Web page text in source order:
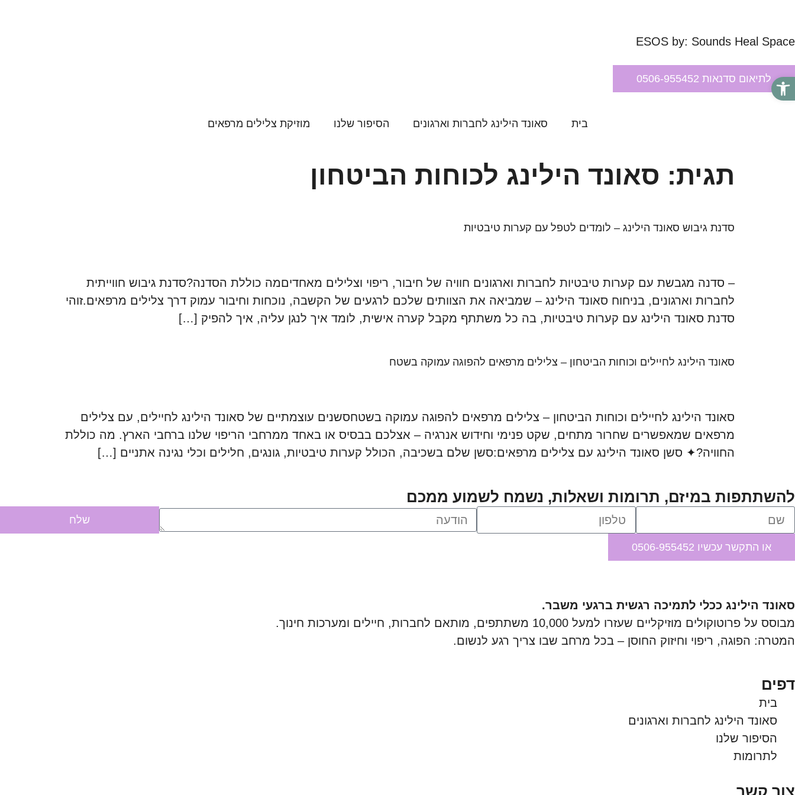
ESOS by: Sounds Heal Space
לתיאום סדנאות 0506-955452
בית סאונד הילינג לחברות וארגונים הסיפור שלנו מוזיקת צלילים מרפאים
תגית: סאונד הילינג לכוחות הביטחון
סדנת גיבוש סאונד הילינג – לומדים לטפל עם קערות טיבטיות
– סדנה מגבשת עם קערות טיבטיות לחברות וארגונים חוויה של חיבור, ריפוי וצלילים מאחדיםמה כוללת הסדנה?סדנת גיבוש חווייתית
לחברות וארגונים, בניחוח סאונד הילינג – שמביאה את הצוותים שלכם לרגעים של הקשבה, נוכחות וחיבור עמוק דרך צלילים מרפאים.זוהי
סדנת סאונד הילינג עם קערות טיבטיות, בה כל משתתף מקבל קערה אישית, לומד איך לנגן עליה, איך להפיק […]
סאונד הילינג לחיילים וכוחות הביטחון – צלילים מרפאים להפוגה עמוקה בשטח
סאונד הילינג לחיילים וכוחות הביטחון – צלילים מרפאים להפוגה עמוקה בשטחסשנים עוצמתיים של סאונד הילינג לחיילים, עם צלילים
מרפאים שמאפשרים שחרור מתחים, שקט פנימי וחידוש אנרגיה – אצלכם בבסיס או באחד ממרחבי הריפוי שלנו ברחבי הארץ. מה כוללת
החוויה?✦ סשן סאונד הילינג עם צלילים מרפאים:סשן שלם בשכיבה, הכולל קערות טיבטיות, גונגים, חלילים וכלי נגינה אתניים […]
להשתתפות במיזם, תרומות ושאלות, נשמח לשמוע ממכם
שלח
או התקשר עכשיו 0506-955452
סאונד הילינג ככלי לתמיכה רגשית ברגעי משבר.
מבוסס על פרוטוקולים מוזיקליים שעזרו למעל 10,000 משתתפים, מותאם לחברות, חיילים ומערכות חינוך.
המטרה: הפוגה, ריפוי וחיזוק החוסן – בכל מרחב שבו צריך רגע לנשום.
דפים
בית
סאונד הילינג לחברות וארגונים
הסיפור שלנו
לתרומות
פתח סרגל נגישות